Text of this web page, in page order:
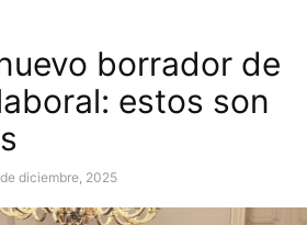
borrador de
estos son
diciembre, 2025